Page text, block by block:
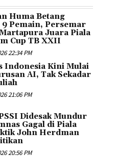
Huma Betang
9 Pemain, Persemar
Juara Piala
Cup TB XXII
22:34 PM
Indonesia Kini Mulai
AI, Tak Sekadar
21:06 PM
Didesak Mundur
Gagal di Piala
John Herdman
20:56 PM